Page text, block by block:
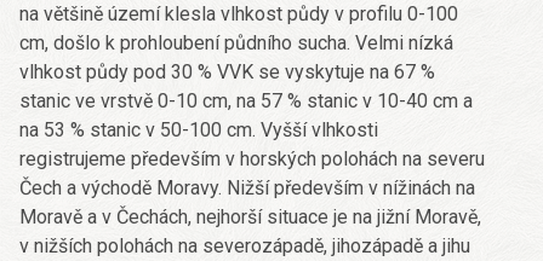
na většině území klesla vlhkost půdy v profilu 0-100
cm, došlo k prohloubení půdního sucha. Velmi nízká
vlhkost půdy pod 30 % VVK se vyskytuje na 67 %
stanic ve vrstvě 0-10 cm, na 57 % stanic v 10-40 cm a
na 53 % stanic v 50-100 cm. Vyšší vlhkosti
registrujeme především v horských polohách na severu
Čech a východě Moravy. Nižší především v nížinách na
Moravě a v Čechách, nejhorší situace je na jižní Moravě,
v nižších polohách na severozápadě, jihozápadě a jihu